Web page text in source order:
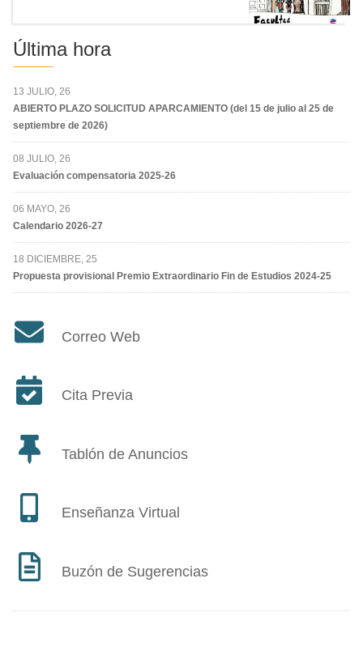
Última hora
13 JULIO, 26
ABIERTO PLAZO SOLICITUD APARCAMIENTO (del 15 de julio al 25 de
septiembre de 2026)
08 JULIO, 26
Evaluación compensatoria 2025-26
06 MAYO, 26
Calendario 2026-27
18 DICIEMBRE, 25
Propuesta provisional Premio Extraordinario Fin de Estudios 2024-25
Correo Web
Cita Previa
Tablón de Anuncios
Enseñanza Virtual
Buzón de Sugerencias